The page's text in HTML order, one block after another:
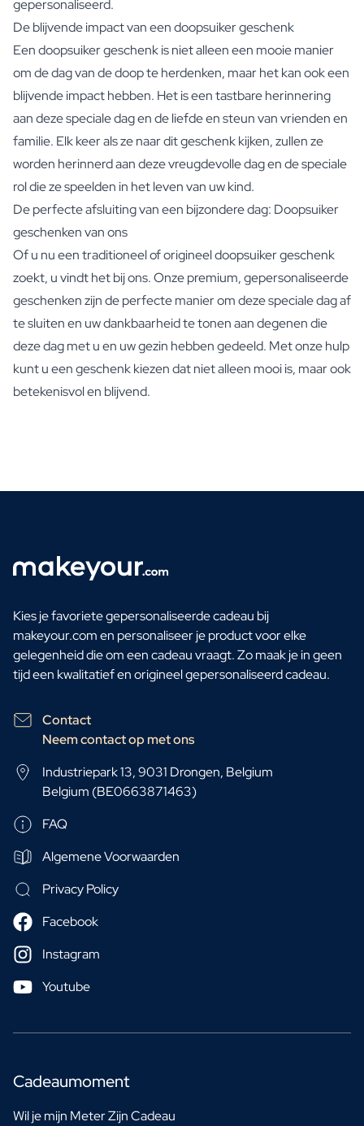
gepersonaliseerd.
De blijvende impact van een doopsuiker geschenk
Een doopsuiker geschenk is niet alleen een mooie manier
om de dag van de doop te herdenken, maar het kan ook een
blijvende impact hebben. Het is een tastbare herinnering
aan deze speciale dag en de liefde en steun van vrienden en
familie. Elk keer als ze naar dit geschenk kijken, zullen ze
worden herinnerd aan deze vreugdevolle dag en de speciale
rol die ze speelden in het leven van uw kind.
De perfecte afsluiting van een bijzondere dag: Doopsuiker
geschenken van ons
Of u nu een traditioneel of origineel doopsuiker geschenk
zoekt, u vindt het bij ons. Onze premium, gepersonaliseerde
geschenken zijn de perfecte manier om deze speciale dag af
te sluiten en uw dankbaarheid te tonen aan degenen die
deze dag met u en uw gezin hebben gedeeld. Met onze hulp
kunt u een geschenk kiezen dat niet alleen mooi is, maar ook
betekenisvol en blijvend.
Kies je favoriete gepersonaliseerde cadeau bij
makeyour.com en personaliseer je product voor elke
gelegenheid die om een cadeau vraagt. Zo maak je in geen
tijd een kwalitatief en origineel gepersonaliseerd cadeau.
Contact
Neem contact op met ons
Industriepark 13, 9031 Drongen, Belgium
Belgium (BE0663871463)
FAQ
Algemene Voorwaarden
Privacy Policy
Facebook
Instagram
Youtube
Cadeaumoment
Wil je mijn Meter Zijn Cadeau